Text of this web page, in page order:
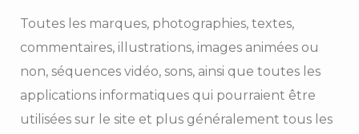
Toutes les marques, photographies, textes,
commentaires, illustrations, images animées ou
non, séquences vidéo, sons, ainsi que toutes les
applications informatiques qui pourraient être
utilisées sur le site et plus généralement tous les